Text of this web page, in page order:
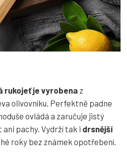
rukojeť je vyrobena z
olivovníku . Perfektně padne
ovládá a zaručuje jistý
pachy. Vydrží tak i drsnější
roky bez známek opotřebení.